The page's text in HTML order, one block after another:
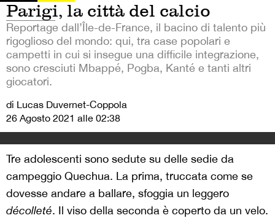
Parigi, la città del calcio
Reportage dall’Île-de-France, il bacino di talento più
rigoglioso del mondo: qui, tra case popolari e
campetti in cui si insegue una difficile integrazione,
sono cresciuti Mbappé, Pogba, Kanté e tanti altri
giocatori.
di Lucas Duvernet-Coppola
26 Agosto 2021 alle 02:38
Tre adolescenti sono sedute su delle sedie da
campeggio Quechua. La prima, truccata come se
dovesse andare a ballare, sfoggia un leggero
décolleté. Il viso della seconda è coperto da un velo.